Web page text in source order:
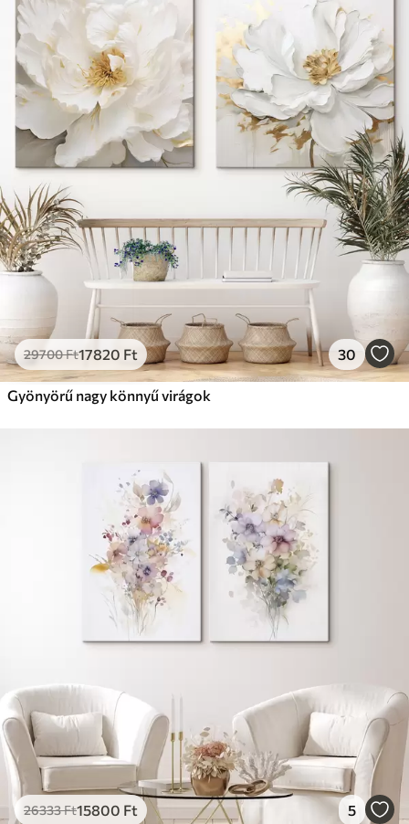
✓Környezetbarát anyag
29700Ft17820 Ft 30
Gyönyörű nagy könnyű virágok
26333Ft15800 Ft 5